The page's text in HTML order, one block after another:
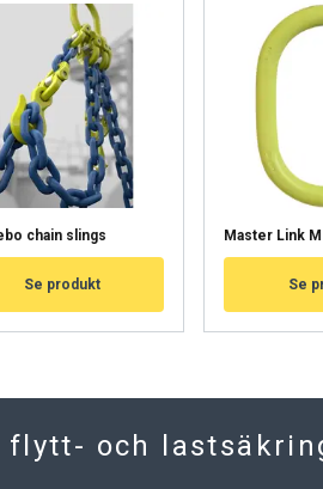
chain slings
Se produkt
Master Link M
Se
flytt- och
Tietosuojakäytäntö
Ehdottomasti
NÄYTÄ TIEDOT